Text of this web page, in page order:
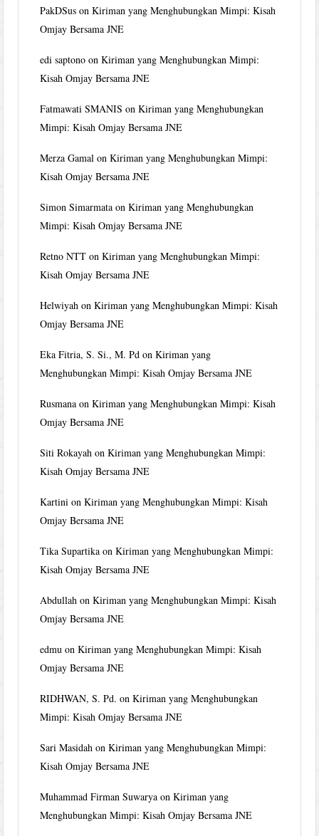
PakDSus onKiriman yang Menghubungkan Mimpi: Kisah
Omjay Bersama JNE
edi saptono onKiriman yang Menghubungkan Mimpi:
Kisah Omjay Bersama JNE
Fatmawati SMANIS onKiriman yang Menghubungkan
Mimpi: Kisah Omjay Bersama JNE
Merza Gamal onKiriman yang Menghubungkan Mimpi:
Kisah Omjay Bersama JNE
Simon Simarmata onKiriman yang Menghubungkan
Mimpi: Kisah Omjay Bersama JNE
Retno NTT onKiriman yang Menghubungkan Mimpi:
Kisah Omjay Bersama JNE
Helwiyah onKiriman yang Menghubungkan Mimpi: Kisah
Omjay Bersama JNE
Eka Fitria, S. Si., M. Pd onKiriman yang
Menghubungkan Mimpi: Kisah Omjay Bersama JNE
Rusmana onKiriman yang Menghubungkan Mimpi: Kisah
Omjay Bersama JNE
Siti Rokayah onKiriman yang Menghubungkan Mimpi:
Kisah Omjay Bersama JNE
Kartini onKiriman yang Menghubungkan Mimpi: Kisah
Omjay Bersama JNE
Tika Supartika onKiriman yang Menghubungkan Mimpi:
Kisah Omjay Bersama JNE
Abdullah onKiriman yang Menghubungkan Mimpi: Kisah
Omjay Bersama JNE
edmu onKiriman yang Menghubungkan Mimpi: Kisah
Omjay Bersama JNE
RIDHWAN, S. Pd. onKiriman yang Menghubungkan
Mimpi: Kisah Omjay Bersama JNE
Sari Masidah onKiriman yang Menghubungkan Mimpi:
Kisah Omjay Bersama JNE
Muhammad Firman Suwarya onKiriman yang
Menghubungkan Mimpi: Kisah Omjay Bersama JNE